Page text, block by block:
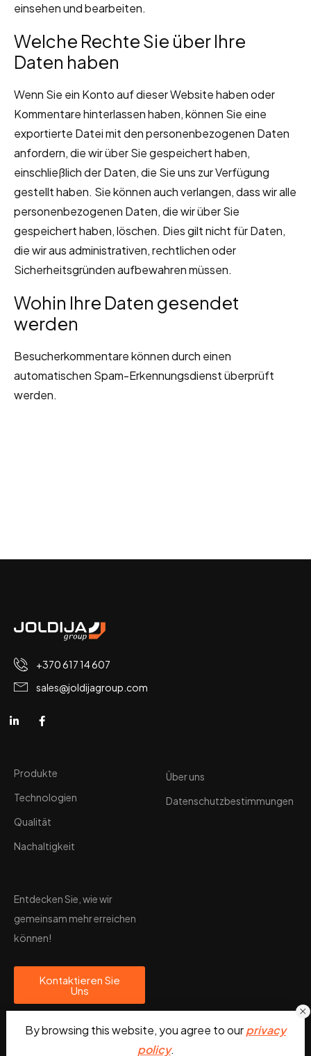
einsehen und bearbeiten.
Welche Rechte Sie über Ihre
Daten haben
Wenn Sie ein Konto auf dieser Website haben oder
Kommentare hinterlassen haben, können Sie eine
exportierte Datei mit den personenbezogenen Daten
anfordern, die wir über Sie gespeichert haben,
einschließlich der Daten, die Sie uns zur Verfügung
gestellt haben. Sie können auch verlangen, dass wir alle
personenbezogenen Daten, die wir über Sie
gespeichert haben, löschen. Dies gilt nicht für Daten,
die wir aus administrativen, rechtlichen oder
Sicherheitsgründen aufbewahren müssen.
Wohin Ihre Daten gesendet
werden
Besucherkommentare können durch einen
automatischen Spam-Erkennungsdienst überprüft
werden.
+370 617 14 607
sales@joldijagroup.com
Produkte
Technologien
Qualität
Nachaltigkeit
Über uns
Datenschutzbestimmungen
Entdecken Sie, wie wir
gemeinsam mehr erreichen
können!
Kontaktieren Sie
Uns
By browsing this website, you agree to ourprivacy
policy.